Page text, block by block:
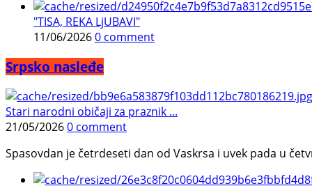
"TISA, REKA LjUBAVI"
11/06/20260 comment
Srpsko nasleđe
Stari narodni običaji za praznik ...
21/05/20260 comment
Spasovdan je četrdeseti dan od Vaskrsa i uvek pada u